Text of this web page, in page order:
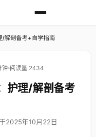
/解剖备考+自学指南
钟 阅读量 2434
护理/解剖备考
2025年10月22日